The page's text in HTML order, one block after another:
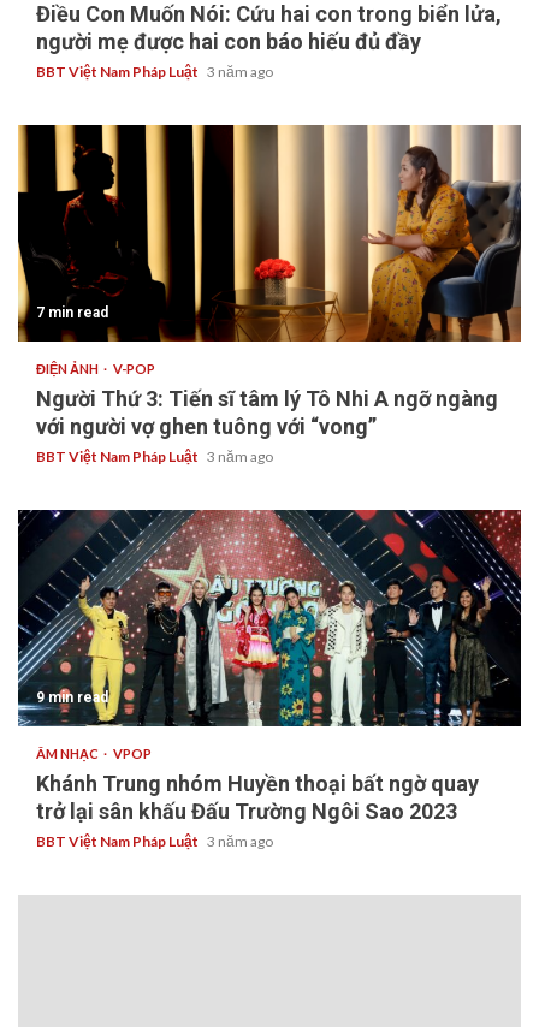
Điều Con Muốn Nói: Cứu hai con trong biển lửa,
người mẹ được hai con báo hiếu đủ đầy
BBT Việt Nam Pháp Luật 3 năm ago
7 min read
ĐIỆN ẢNH V-POP
Người Thứ 3: Tiến sĩ tâm lý Tô Nhi A ngỡ ngàng
với người vợ ghen tuông với “vong”
BBT Việt Nam Pháp Luật 3 năm ago
9 min read
ÂM NHẠC VPOP
Khánh Trung nhóm Huyền thoại bất ngờ quay
trở lại sân khấu Đấu Trường Ngôi Sao 2023
BBT Việt Nam Pháp Luật 3 năm ago